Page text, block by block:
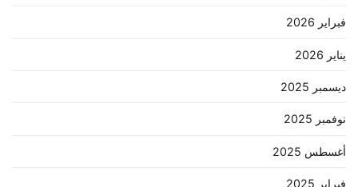
فبراير 2026
يناير 2026
ديسمبر 2025
نوفمبر 2025
أغسطس 2025
فبراير 2025